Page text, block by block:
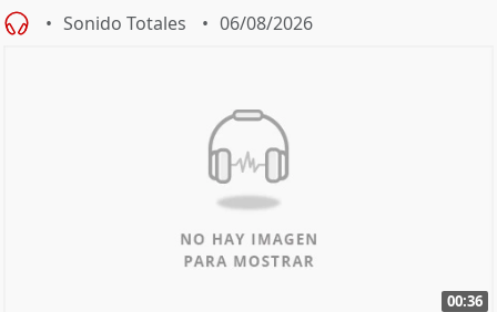
Sonido Totales 06/08/2026
00:36